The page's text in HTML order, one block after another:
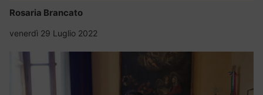
Rosaria Brancato
venerdì 29 Luglio 2022